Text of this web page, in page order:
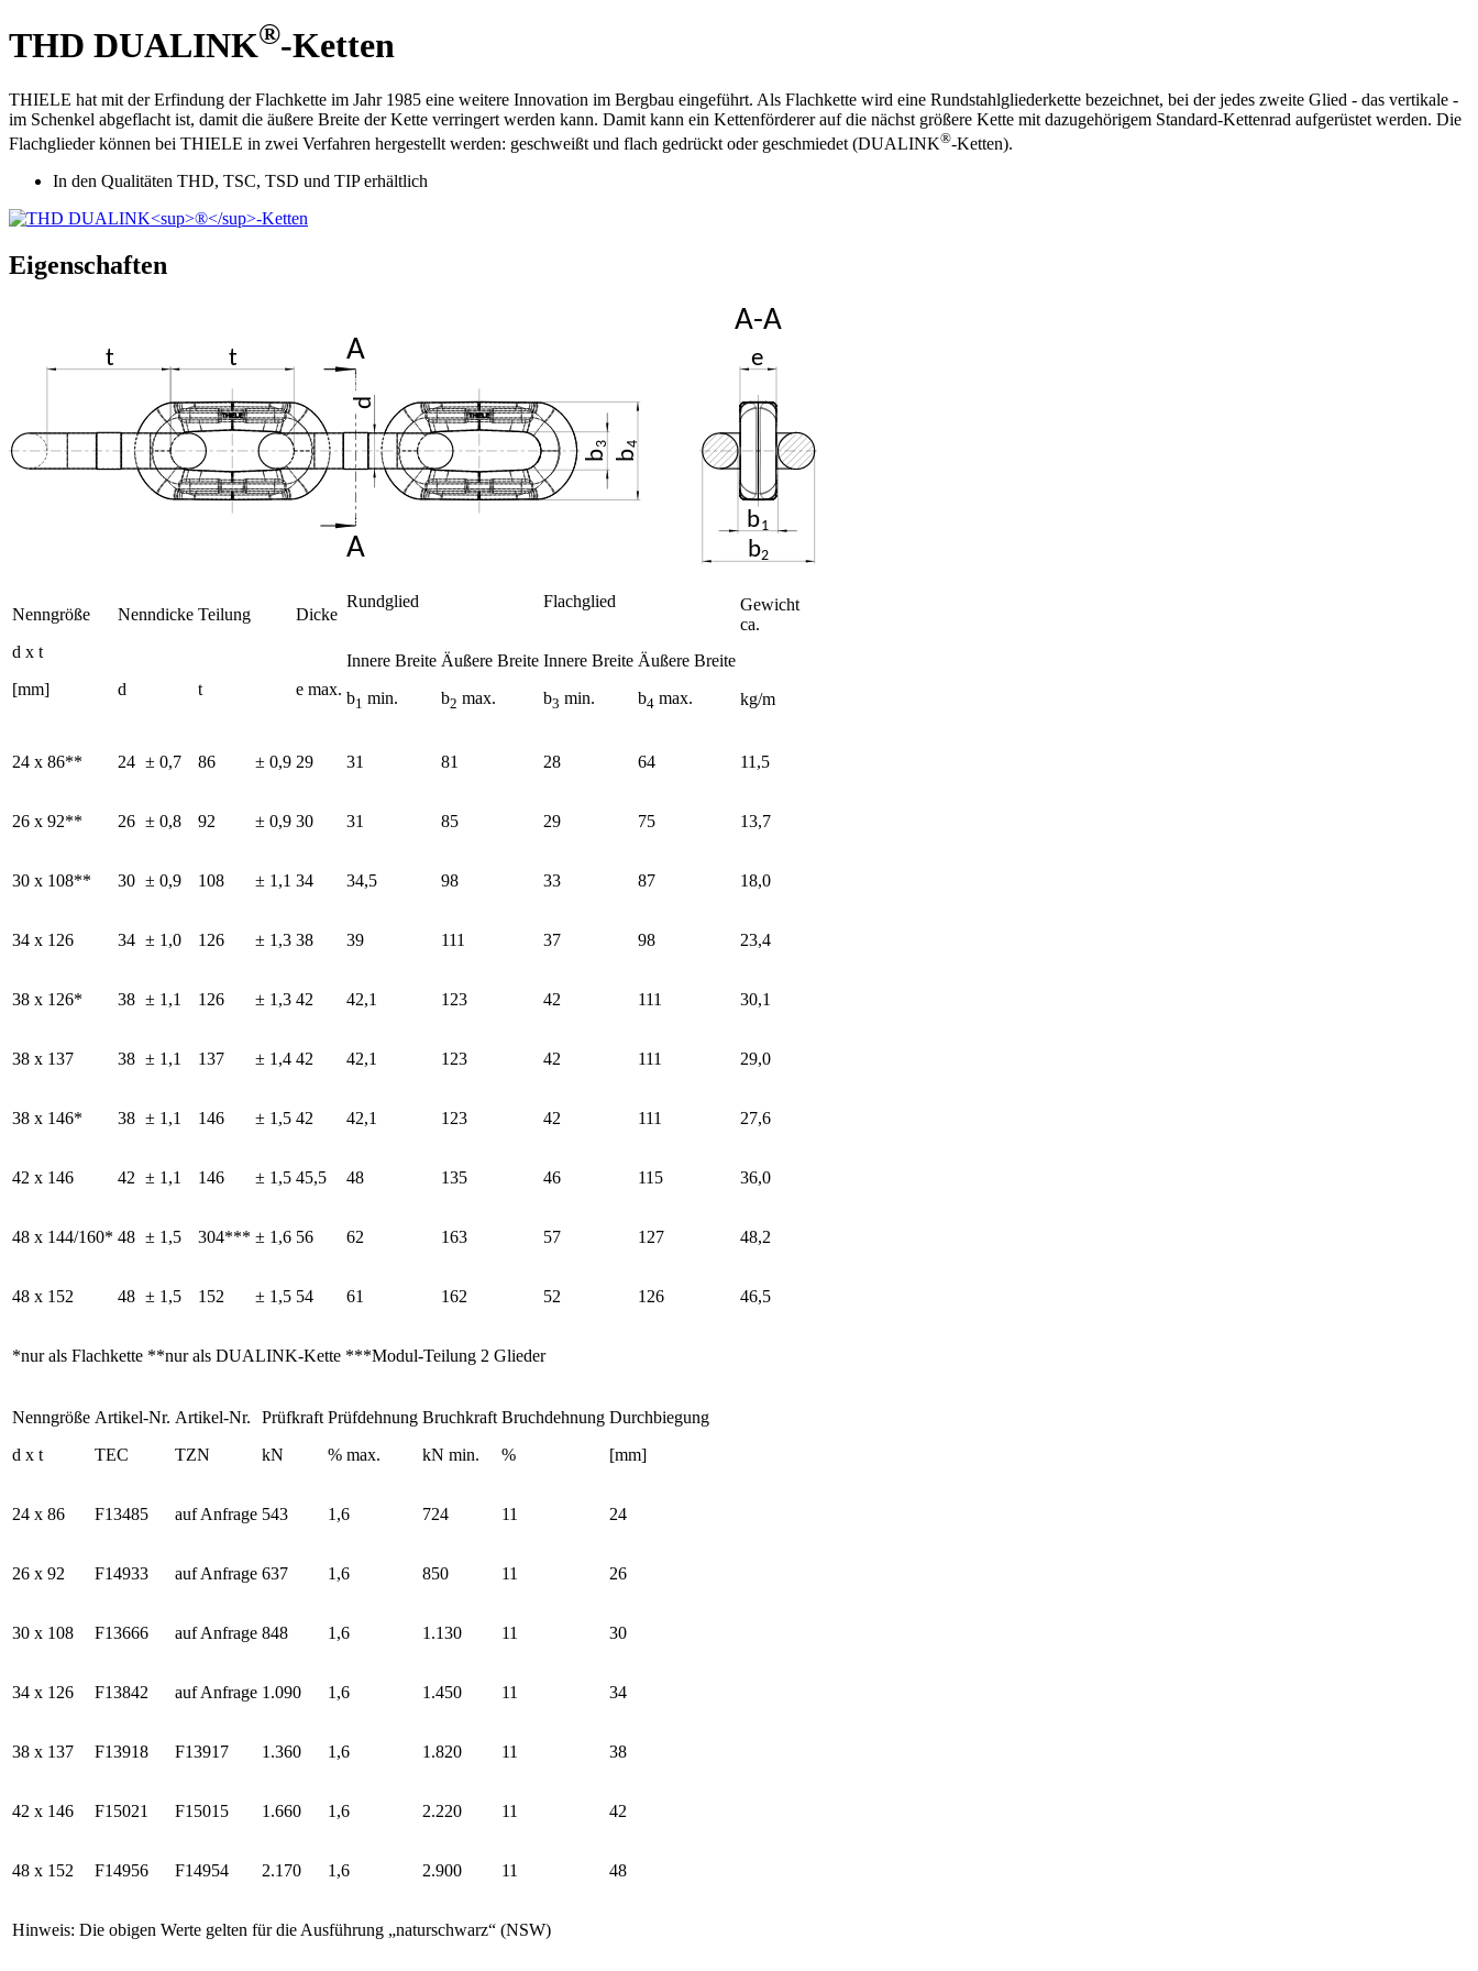
THD DUALINK®-Ketten
THIELE hat mit der Erfindung der Flachkette im Jahr 1985 eine weitere Innovation im Bergbau eingeführt. Als Flachkette wird eine Rundstahlgliederkette bezeichnet, bei der jedes zweite Glied - das vertikale -
im Schenkel abgeflacht ist, damit die äußere Breite der Kette verringert werden kann. Damit kann ein Kettenförderer auf die nächst größere Kette mit dazugehörigem Standard-Kettenrad aufgerüstet werden. Die
Flachglieder können bei THIELE in zwei Verfahren hergestellt werden: geschweißt und flach gedrückt oder geschmiedet (DUALINK®-Ketten).
In den Qualitäten THD, TSC, TSD und TIP erhältlich
Eigenschaften
Nenngröße
d x t
[mm]
Nenndicke
d
Teilung
t
Dicke
e max.
Rundglied Flachglied
Gewicht
ca.
kg/m
Innere Breite
b1 min.
Äußere Breite
b2 max.
Innere Breite
b3 min.
Äußere Breite
b4 max.
24 x 86** 24 ± 0,7 86 ± 0,9 29 31 81 28 64 11,5
26 x 92** 26 ± 0,8 92 ± 0,9 30 31 85 29 75 13,7
30 x 108** 30 ± 0,9 108 ± 1,1 34 34,5 98 33 87 18,0
34 x 126 34 ± 1,0 126 ± 1,3 38 39 111 37 98 23,4
38 x 126* 38 ± 1,1 126 ± 1,3 42 42,1 123 42 111 30,1
38 x 137 38 ± 1,1 137 ± 1,4 42 42,1 123 42 111 29,0
38 x 146* 38 ± 1,1 146 ± 1,5 42 42,1 123 42 111 27,6
42 x 146 42 ± 1,1 146 ± 1,5 45,5 48 135 46 115 36,0
48 x 144/160* 48 ± 1,5 304*** ± 1,6 56 62 163 57 127 48,2
48 x 152 48 ± 1,5 152 ± 1,5 54 61 162 52 126 46,5
*nur als Flachkette **nur als DUALINK-Kette ***Modul-Teilung 2 Glieder
Nenngröße
d x t
Artikel-Nr.
TEC
Artikel-Nr.
TZN
Prüfkraft
kN
Prüfdehnung
% max.
Bruchkraft
kN min.
Bruchdehnung
%
Durchbiegung
[mm]
24 x 86 F13485 auf Anfrage 543 1,6 724 11 24
26 x 92 F14933 auf Anfrage 637 1,6 850 11 26
30 x 108 F13666 auf Anfrage 848 1,6 1.130 11 30
34 x 126 F13842 auf Anfrage 1.090 1,6 1.450 11 34
38 x 137 F13918 F13917 1.360 1,6 1.820 11 38
42 x 146 F15021 F15015 1.660 1,6 2.220 11 42
48 x 152 F14956 F14954 2.170 1,6 2.900 11 48
Hinweis: Die obigen Werte gelten für die Ausführung „naturschwarz“ (NSW)